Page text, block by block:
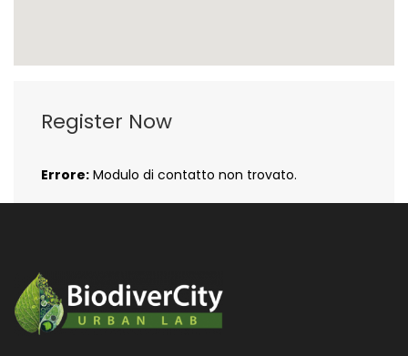
Register Now
Errore: Modulo di contatto non trovato.